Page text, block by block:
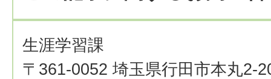
生涯学習課
〒361-0052 埼玉県行田市本丸2-